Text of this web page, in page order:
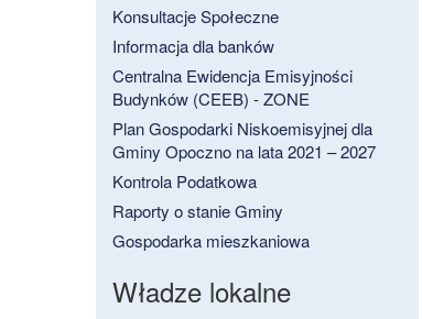
Konsultacje Społeczne
Informacja dla banków
Centralna Ewidencja Emisyjności
Budynków (CEEB) - ZONE
Plan Gospodarki Niskoemisyjnej dla
Gminy Opoczno na lata 2021 – 2027
Kontrola Podatkowa
Raporty o stanie Gminy
Gospodarka mieszkaniowa
Władze lokalne